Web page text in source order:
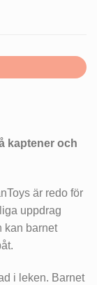
kaptener och
är redo för
uppdrag
kan barnet
i leken. Barnet